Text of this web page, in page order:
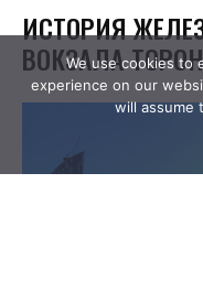
We use cookies to
experience on our
will assume